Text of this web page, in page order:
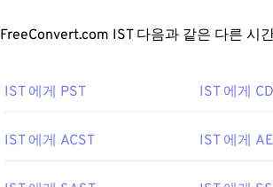
FreeConvert.com IST 다음과 같은 다른 시
IST 에게 PST IST 에게
IST 에게 ACST IST 에게